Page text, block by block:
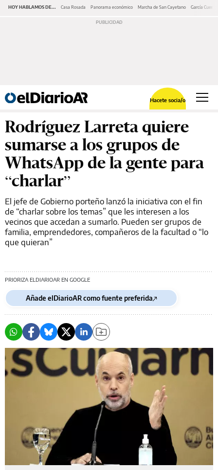
HOY HABLAMOS DE... Casa Rosada Panorama económico Marcha de San Cayetano García Cuerva
Hacete socia/o
Rodríguez Larreta quiere
sumarse a los grupos de
WhatsApp de la gente para
“charlar”
El jefe de Gobierno porteño lanzó la iniciativa con el fin
de “charlar sobre los temas” que les interesen a los
vecinos que accedan a sumarlo. Pueden ser grupos de
familia, emprendedores, compañeros de la facultad o “lo
que quieran”
PRIORIZA ELDIARIOAR EN GOOGLE
Añade elDiarioAR como fuente preferida